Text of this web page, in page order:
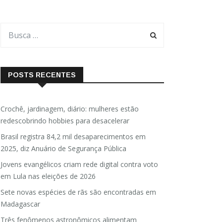
POSTS RECENTES
Crochê, jardinagem, diário: mulheres estão
redescobrindo hobbies para desacelerar
Brasil registra 84,2 mil desaparecimentos em
2025, diz Anuário de Segurança Pública
Jovens evangélicos criam rede digital contra voto
em Lula nas eleições de 2026
Sete novas espécies de rãs são encontradas em
Madagascar
Três fenômenos astronômicos alimentam